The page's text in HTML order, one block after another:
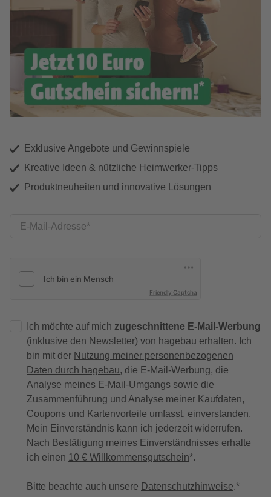
Exklusive Angebote und Gewinnspiele
Kreative Ideen & nützliche Heimwerker-Tipps
Produktneuheiten und innovative Lösungen
E-Mail-Adresse
Friendly Captcha
Ich möchte auf mich zugeschnittene E-Mail-Werbung
(inklusive den Newsletter) von hagebau erhalten. Ich
bin mit der Nutzung meiner personenbezogenen
Daten durch hagebau, die E-Mail-Werbung, die
Analyse meines E-Mail-Umgangs sowie die
Zusammenführung und Analyse meiner Kaufdaten,
Coupons und Kartenvorteile umfasst, einverstanden.
Mein Einverständnis kann ich jederzeit widerrufen.
Nach Bestätigung meines Einverständnisses erhalte
ich einen 10 € Willkommensgutschein*.
Bitte beachte auch unsere Datenschutzhinweise.